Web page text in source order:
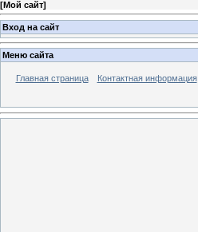
[Мой сайт]
Вход на сайт
Меню сайта
Главная страница Контактная информация